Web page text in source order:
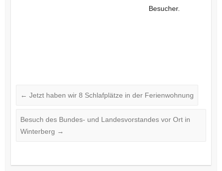
Besucher.
← Jetzt haben wir 8 Schlafplätze in der Ferienwohnung
Besuch des Bundes- und Landesvorstandes vor Ort in
Winterberg →